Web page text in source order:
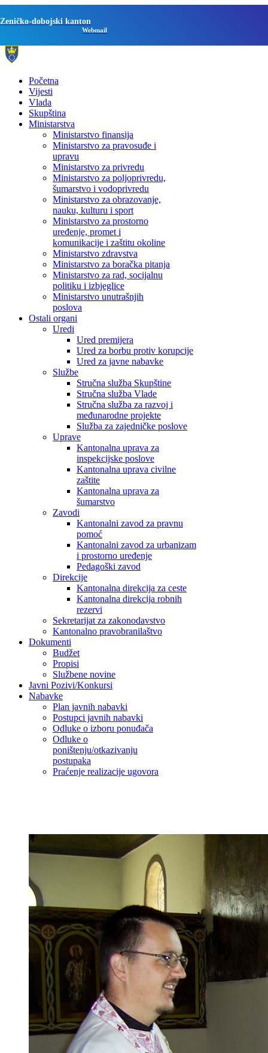
Zeničko-dobojski kanton
Webmail
Početna
Vijesti
Vlada
Skupština
Ministarstva
Ministarstvo finansija
Ministarstvo za pravosuđe i
upravu
Ministarstvo za privredu
Ministarstvo za poljoprivredu,
šumarstvo i vodoprivredu
Ministarstvo za obrazovanje,
nauku, kulturu i sport
Ministarstvo za prostorno
uređenje, promet i
komunikacije i zaštitu okoline
Ministarstvo zdravstva
Ministarstvo za boračka pitanja
Ministarstvo za rad, socijalnu
politiku i izbjeglice
Ministarstvo unutrašnjih
poslova
Ostali organi
Uredi
Ured premijera
Ured za borbu protiv korupcije
Ured za javne nabavke
Službe
Stručna služba Skupštine
Stručna služba Vlade
Stručna služba za razvoj i
međunarodne projekte
Služba za zajedničke poslove
Uprave
Kantonalna uprava za
inspekcijske poslove
Kantonalna uprava civilne
zaštite
Kantonalna uprava za
šumarstvo
Zavodi
Kantonalni zavod za pravnu
pomoć
Kantonalni zavod za urbanizam
i prostorno uređenje
Pedagoški zavod
Direkcije
Kantonalna direkcija za ceste
Kantonalna direkcija robnih
rezervi
Sekretarijat za zakonodavstvo
Kantonalno pravobranilaštvo
Dokumenti
Budžet
Propisi
Službene novine
Javni Pozivi/Konkursi
Nabavke
Plan javnih nabavki
Postupci javnih nabavki
Odluke o izboru ponuđača
Odluke o
poništenju/otkazivanju
postupaka
Praćenje realizacije ugovora